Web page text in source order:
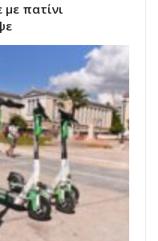
πατίνι